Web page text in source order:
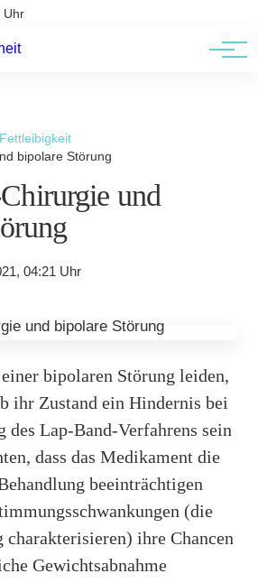
Uhr
bipolare Störung
und
04:21 Uhr
bipolaren Störung leiden,
ihr Zustand ein Hindernis bei
des Lap-Band-Verfahrens sein
dass das Medikament die
beeinträchtigen
(die
charakterisieren) ihre Chancen
Gewichtsabnahme